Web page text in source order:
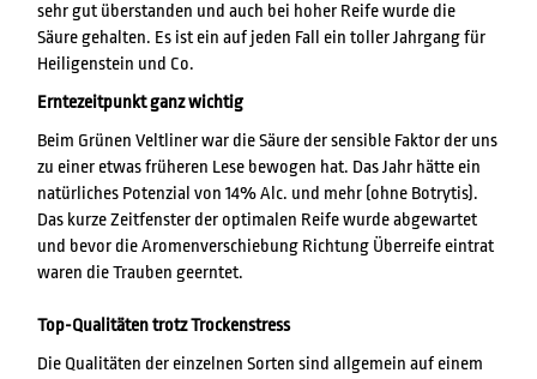
sehr gut überstanden und auch bei hoher Reife wurde die
Säure gehalten. Es ist ein auf jeden Fall ein toller Jahrgang für
Heiligenstein und Co.
Erntezeitpunkt ganz wichtig
Beim Grünen Veltliner war die Säure der sensible Faktor der uns
zu einer etwas früheren Lese bewogen hat. Das Jahr hätte ein
natürliches Potenzial von 14% Alc. und mehr (ohne Botrytis).
Das kurze Zeitfenster der optimalen Reife wurde abgewartet
und bevor die Aromenverschiebung Richtung Überreife eintrat
waren die Trauben geerntet.
Top-Qualitäten trotz Trockenstress
Die Qualitäten der einzelnen Sorten sind allgemein auf einem